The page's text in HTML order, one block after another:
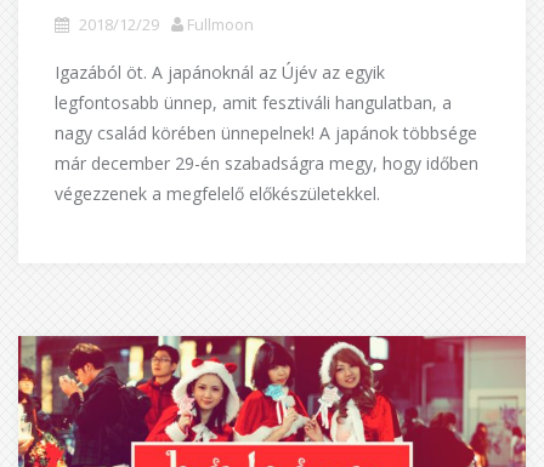
2018/12/29 Fullmoon
Igazából öt. A japánoknál az Újév az egyik
legfontosabb ünnep, amit fesztiváli hangulatban, a
nagy család körében ünnepelnek! A japánok többsége
már december 29-én szabadságra megy, hogy időben
végezzenek a megfelelő előkészületekkel.